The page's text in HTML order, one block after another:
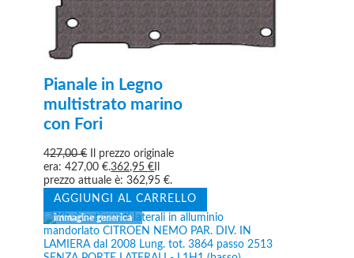
Pianale in Legno
multistrato marino
con Fori
427,00€
Il prezzo originale
era: 427,00 €.362,95€
prezzo attuale è: 362,95 €.
AGGIUNGI AL CARRELLO